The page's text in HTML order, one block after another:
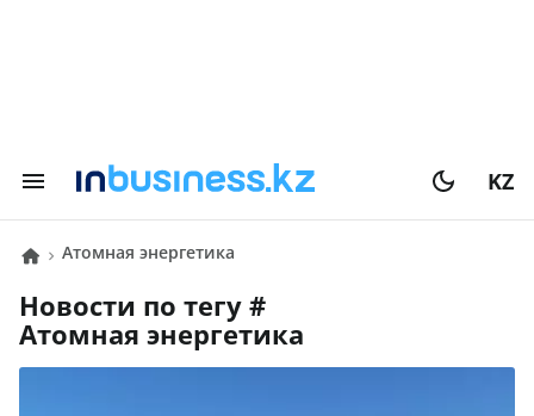
KZ
Атомная энергетика
Новости по тегу #
Атомная энергетика